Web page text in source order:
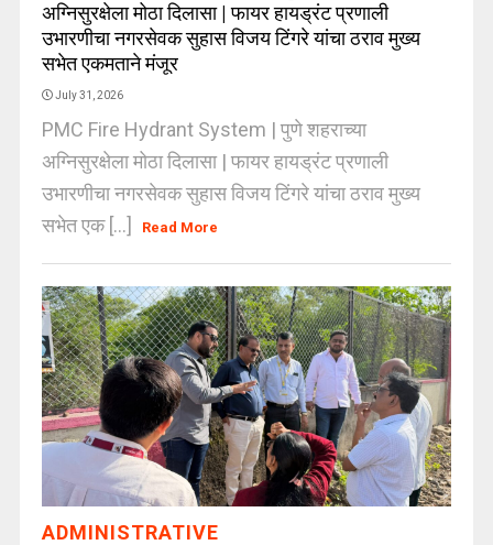
अग्निसुरक्षेला मोठा दिलासा | फायर हायड्रंट प्रणाली
उभारणीचा नगरसेवक सुहास विजय टिंगरे यांचा ठराव मुख्य
सभेत एकमताने मंजूर
July 31, 2026
PMC Fire Hydrant System | पुणे शहराच्या
अग्निसुरक्षेला मोठा दिलासा | फायर हायड्रंट प्रणाली
उभारणीचा नगरसेवक सुहास विजय टिंगरे यांचा ठराव मुख्य
सभेत एक [...]
Read More
ADMINISTRATIVE